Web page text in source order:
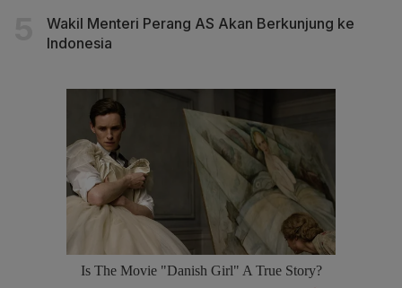
Wakil Menteri Perang AS Akan Berkunjung ke
Indonesia